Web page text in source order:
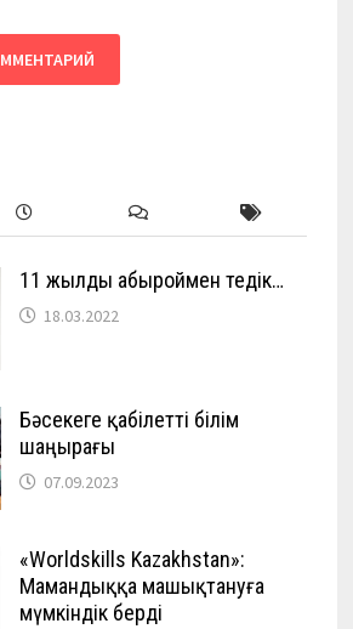
11 жылды абыроймен өтедік…
18.03.2022
Бәсекеге қабілетті білім
шаңырағы
07.09.2023
«Worldskills Kazakhstan»:
Мамандыққа машықтануға
мүмкіндік берді